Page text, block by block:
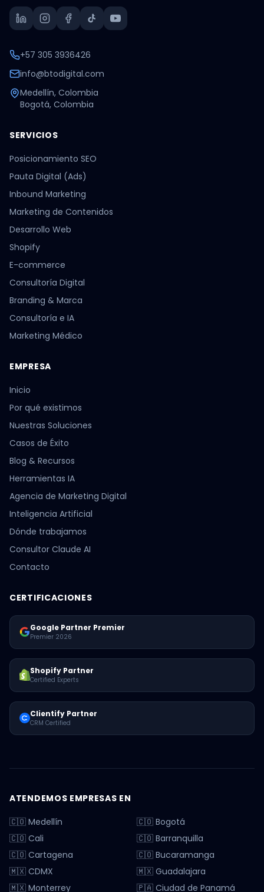
+57 305 3936426
info@btodigital.com
Medellín, Colombia
Bogotá, Colombia
SERVICIOS
Posicionamiento SEO
Pauta Digital (Ads)
Inbound Marketing
Marketing de Contenidos
Desarrollo Web
Shopify
E-commerce
Consultoría Digital
Branding & Marca
Consultoría e IA
Marketing Médico
EMPRESA
Inicio
Por qué existimos
Nuestras Soluciones
Casos de Éxito
Blog & Recursos
Herramientas IA
Agencia de Marketing Digital
Inteligencia Artificial
Dónde trabajamos
Consultor Claude AI
Contacto
CERTIFICACIONES
Google Partner Premier
Premier 2026
Shopify Partner
Certified Experts
Clientify Partner
CRM Certified
ATENDEMOS EMPRESAS EN
🇨🇴 Medellín
🇨🇴 Bogotá
🇨🇴 Cali
🇨🇴 Barranquilla
🇨🇴 Cartagena
🇨🇴 Bucaramanga
🇲🇽 CDMX
🇲🇽 Guadalajara
🇲🇽 Monterrey
🇵🇦 Ciudad de Panamá